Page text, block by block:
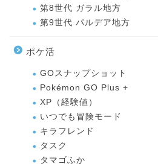
第8世代 ガラル地方
第9世代 パルデア地方
ポケ活
GOスナップショット
Pokémon GO Plus +
XP（経験値）
いつでも冒険モード
キラフレンド
タスク
タマゴふか